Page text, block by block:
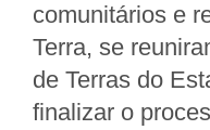
comunitários e
Terra, se
de Terras do
finalizar o